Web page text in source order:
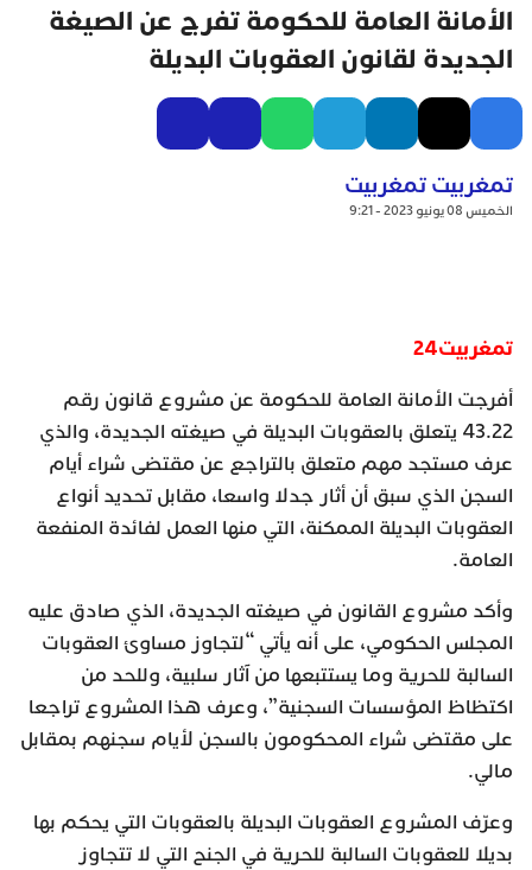
الأمانة العامة للحكومة تفرج عن الصيغة
الجديدة لقانون العقوبات البديلة
تمغربيت تمغربيت
الخميس 08 يونيو 2023 - 9:21
تمغربيت24
أفرجت الأمانة العامة للحكومة عن مشروع قانون رقم
43.22 يتعلق بالعقوبات البديلة في صيغته الجديدة، والذي
عرف مستجد مهم متعلق بالتراجع عن مقتضى شراء أيام
السجن الذي سبق أن أثار جدلا واسعا، مقابل تحديد أنواع
العقوبات البديلة الممكنة، التي منها العمل لفائدة المنفعة
العامة.
وأكد مشروع القانون في صيغته الجديدة، الذي صادق عليه
المجلس الحكومي، على أنه يأتي “لتجاوز مساوئ العقوبات
السالبة للحرية وما يستتبعها من آثار سلبية، وللحد من
اكتظاظ المؤسسات السجنية”، وعرف هذا المشروع تراجعا
على مقتضى شراء المحكومون بالسجن لأيام سجنهم بمقابل
مالي.
وعرّف المشروع العقوبات البديلة بالعقوبات التي يحكم بها
بديلا للعقوبات السالبة للحرية في الجنح التي لا تتجاوز